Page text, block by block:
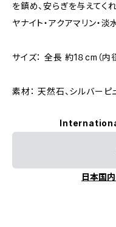
を鎮め、安らぎを与えてく
ヤナイト・アクアマリン・淡
サイズ： 全長 約1８cm（内
素材： 天然石、シルバーピ
日本国